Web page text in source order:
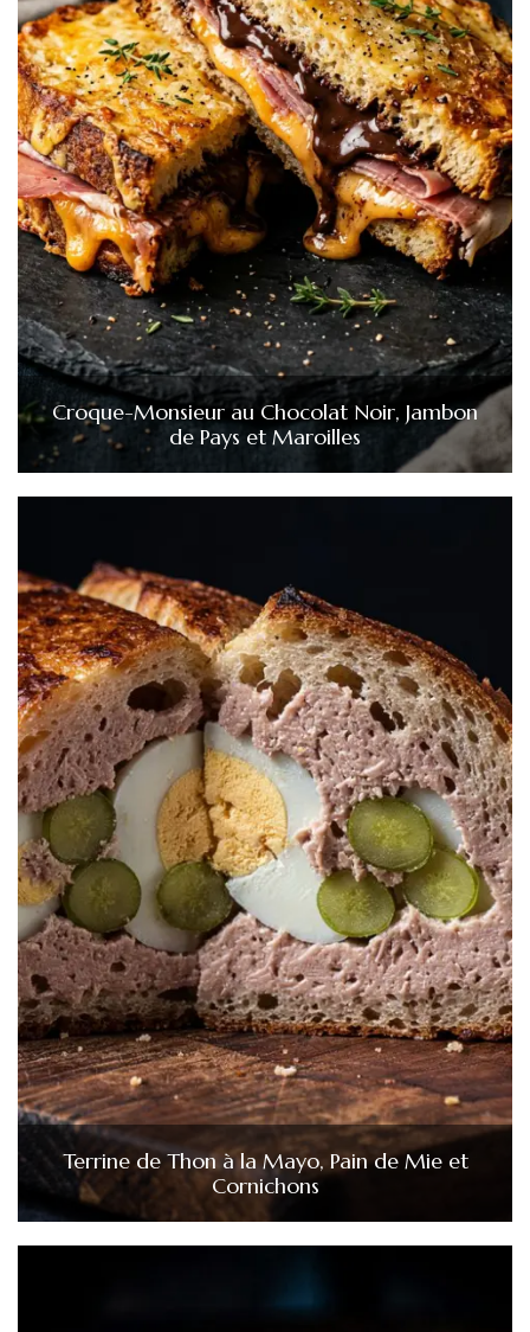
Croque-Monsieur au Chocolat Noir, Jambon
de Pays et Maroilles
Terrine de Thon à la Mayo, Pain de Mie et
Cornichons